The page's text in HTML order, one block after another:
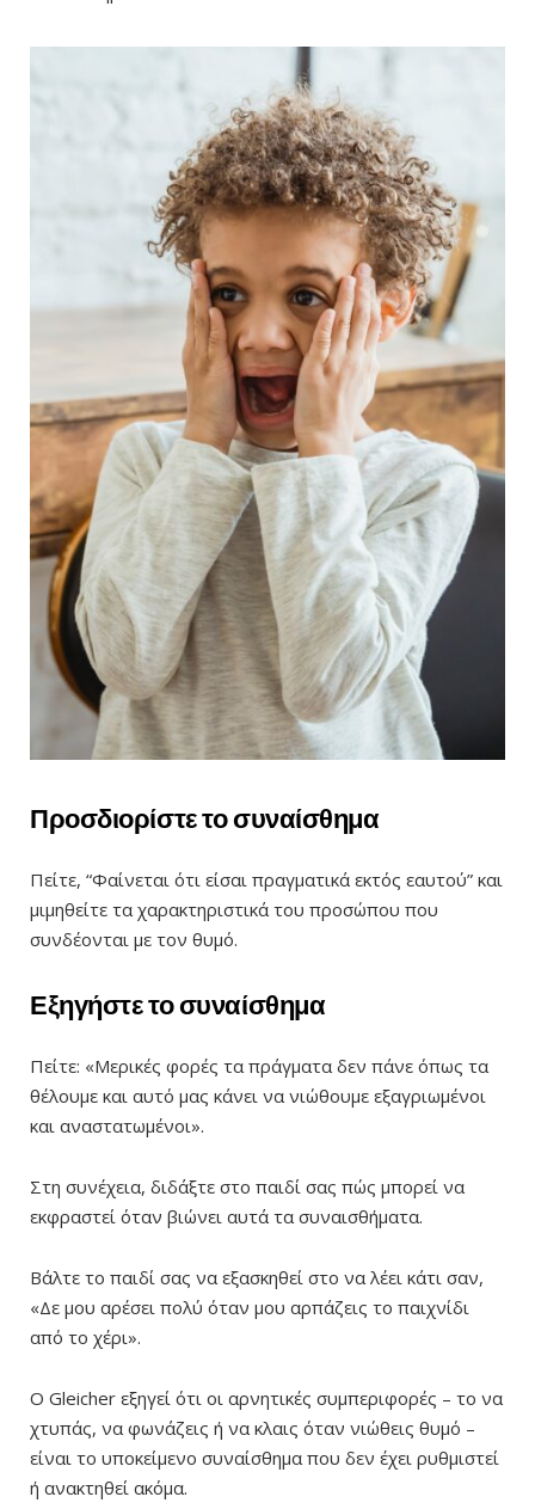
Προσδιορίστε το συναίσθημα
Πείτε, “Φαίνεται ότι είσαι πραγματικά εκτός εαυτού” και
μιμηθείτε τα χαρακτηριστικά του προσώπου που
συνδέονται με τον θυμό.
Εξηγήστε το συναίσθημα
Πείτε: «Μερικές φορές τα πράγματα δεν πάνε όπως τα
θέλουμε και αυτό μας κάνει να νιώθουμε εξαγριωμένοι
και αναστατωμένοι».
Στη συνέχεια, διδάξτε στο παιδί σας πώς μπορεί να
εκφραστεί όταν βιώνει αυτά τα συναισθήματα.
Βάλτε το παιδί σας να εξασκηθεί στο να λέει κάτι σαν,
«Δε μου αρέσει πολύ όταν μου αρπάζεις το παιχνίδι
από το χέρι».
Ο Gleicher εξηγεί ότι οι αρνητικές συμπεριφορές – το να
χτυπάς, να φωνάζεις ή να κλαις όταν νιώθεις θυμό –
είναι το υποκείμενο συναίσθημα που δεν έχει ρυθμιστεί
ή ανακτηθεί ακόμα.